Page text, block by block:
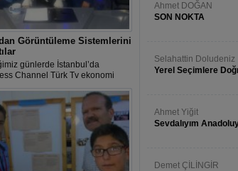
Görüntüleme Sistemlerini
günlerde İstanbul’da
Channel Türk Tv ekonomi
İşkolik programının
katılan Muhammed İbrahim
ve Ayhan Kahvecioğlu’nun
olduğu program yayınlandı.
Ahmet DOĞAN
SON NOKTA
Selahattin Doludeniz
Yerel Seçimlere
Ahmet Yiğit
Sevdalıyım
Demet ÇİLİNGİR